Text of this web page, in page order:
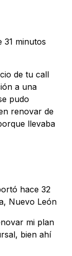
31 minutos
de tu call
a una
pudo
renovar de
llevaba
hace 32
Nuevo León
mi plan
bien ahí